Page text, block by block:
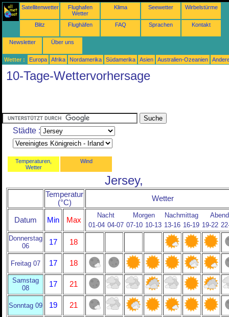
Satellitenwetter
Flughafen
Wetter
Klima Seewetter Wirbelstürme
Blitz Flughäfen FAQ Sprachen Kontakt
Newsletter Über uns
Wetter : Europa Afrika Nordamerika Südamerika Asien Australien-Ozeanien
10-Tage-Wettervorhersage
Städte :
Temperaturen,
Wetter
Wind
Jersey,
Temperatur
(°C)
Wetter
Datum Min Max
Nacht Morgen Nachmittag
Abend
01-04 04-07 07-10 10-13 13-16 16-19 19-22
Donnerstag
06
17 18
Freitag 07 17 18
Samstag
08
17 21
Sonntag 09 19 21